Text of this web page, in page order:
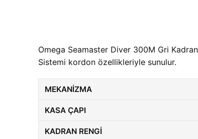
Omega Seamaster Diver 300M Gri
Sistemi kordon özellikleriyle sunulur.
MEKANIZMA
KASA ÇAPI
KADRAN RENGI